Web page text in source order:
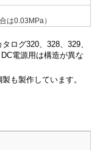
は0.03MPa）
～1.0MPa時）
ログ320、328、329、
電源用は構造が異な
も製作しています。